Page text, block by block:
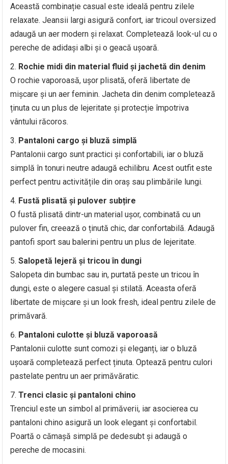
Această combinație casual este ideală pentru zilele
relaxate. Jeansii largi asigură confort, iar tricoul oversized
adaugă un aer modern și relaxat. Completează look-ul cu o
pereche de adidași albi și o geacă ușoară.
Rochie midi din material fluid și jachetă din denim
O rochie vaporoasă, ușor plisată, oferă libertate de
mișcare și un aer feminin. Jacheta din denim completează
ținuta cu un plus de lejeritate și protecție împotriva
vântului răcoros.
Pantaloni cargo și bluză simplă
Pantalonii cargo sunt practici și confortabili, iar o bluză
simplă în tonuri neutre adaugă echilibru. Acest outfit este
perfect pentru activitățile din oraș sau plimbările lungi.
Fustă plisată și pulover subțire
O fustă plisată dintr-un material ușor, combinată cu un
pulover fin, creează o ținută chic, dar confortabilă. Adaugă
pantofi sport sau balerini pentru un plus de lejeritate.
Salopetă lejeră și tricou în dungi
Salopeta din bumbac sau in, purtată peste un tricou în
dungi, este o alegere casual și stilată. Aceasta oferă
libertate de mișcare și un look fresh, ideal pentru zilele de
primăvară.
Pantaloni culotte și bluză vaporoasă
Pantalonii culotte sunt comozi și eleganți, iar o bluză
ușoară completează perfect ținuta. Optează pentru culori
pastelate pentru un aer primăvăratic.
Trenci clasic și pantaloni chino
Trenciul este un simbol al primăverii, iar asocierea cu
pantaloni chino asigură un look elegant și confortabil.
Poartă o cămașă simplă pe dedesubt și adaugă o
pereche de mocasini.